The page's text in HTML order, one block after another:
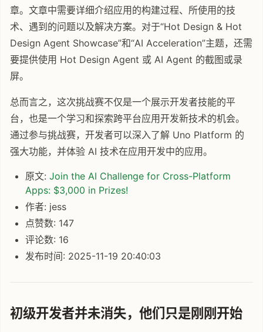
章。文章中需要详细介绍应用的构建过程、所使用的技
术、遇到的问题以及解决方案。对于“Hot Design & Hot
Design Agent Showcase”和“AI Acceleration”主题，还需
要提供使用 Hot Design Agent 或 AI Agent 的截图或录
屏。
总而言之，这次挑战赛不仅是一个展示开发者技能的平
台，也是一个学习和探索跨平台应用开发新技术的机会。
通过参与挑战赛，开发者可以深入了解 Uno Platform 的
强大功能，并体验 AI 技术在应用开发中的应用。
原文: Join the AI Challenge for Cross-Platform
Apps: $3,000 in Prizes!
作者: jess
点赞数: 147
评论数: 16
发布时间: 2025-11-19 20:40:03
初级开发者并未消失，他们只是刚刚开始